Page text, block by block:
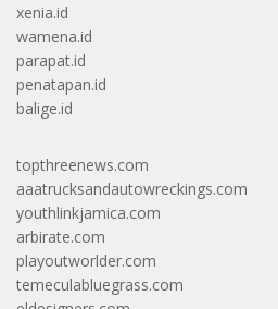
xenia.id
wamena.id
parapat.id
penatapan.id
balige.id
topthreenews.com
aaatrucksandautowreckings.com
youthlinkjamica.com
arbirate.com
playoutworlder.com
temeculabluegrass.com